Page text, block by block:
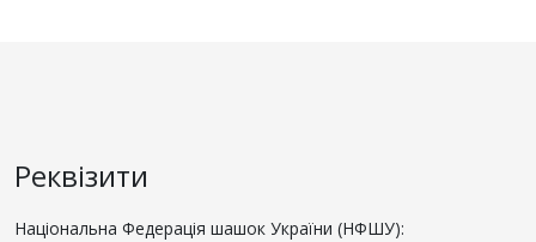
Реквізити
Національна Федерація шашок України (НФШУ):